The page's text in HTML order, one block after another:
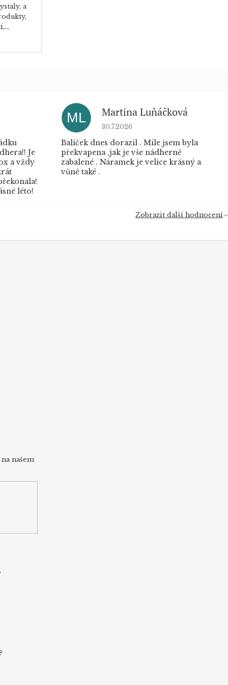
a
je 5 z 5 hvězdiček.
Je
a vždy
léto!
ML Martina Luňáčková
Hodnocení obchodu je 5 z 5
30.7.2026
Balíček dnes dorazil . Mile jsem byla
překvapena ,jak je vše nádherně
zabalené . Náramek je velice krásný a
vůně také .
Zobrazit další hodnocení
našem